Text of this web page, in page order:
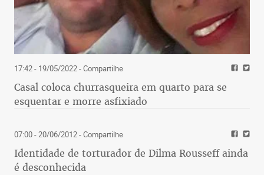
17:42 - 19/05/2022- Compartilhe
Casal coloca churrasqueira em quarto para se
esquentar e morre asfixiado
07:00 - 20/06/2012- Compartilhe
Identidade de torturador de Dilma Rousseff ainda
é desconhecida